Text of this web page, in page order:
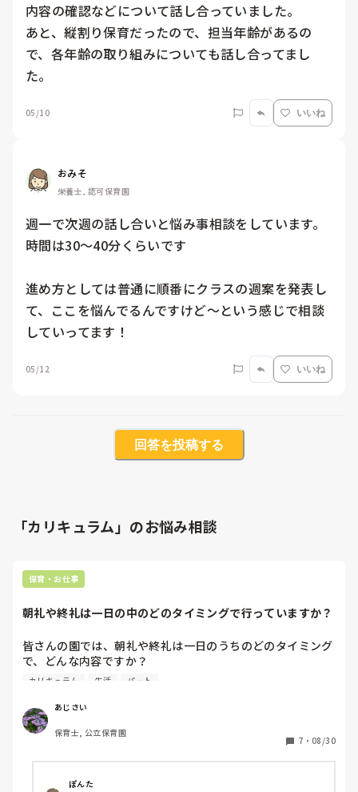
内容の確認などについて話し合っていました。
あと、縦割り保育だったので、担当年齢があるの
で、各年齢の取り組みについても話し合ってまし
た。
05/10 いいね
おみそ
栄養士, 認可保育園
週一で次週の話し合いと悩み事相談をしています。
時間は30～40分くらいです
進め方としては普通に順番にクラスの週案を発表し
て、ここを悩んでるんですけど～という感じで相談
していってます！
05/12 いいね
回答を投稿する
「カリキュラム」のお悩み相談
保育・お仕事
朝礼や終礼は一日の中のどのタイミングで行っていますか？
皆さんの園では、朝礼や終礼は一日のうちのどのタイミング
で、どんな内容ですか？
また、その時にいらっしゃらない先生方との共有はどのよう
今年度よりマンモス園の私立幼稚園に転職しました。職員数
もそれなりに多いことが強みですが、朝夕は時短勤務でいな
とがされておらず、それが当たり前のように改善されない環
境にモヤモヤしています。
カリキュラム 生活 パート
あじさい
保育士, 公立保育園
7 ・ 08/30
ぽんた